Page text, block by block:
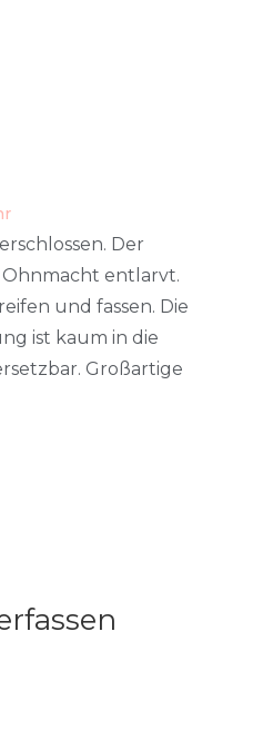
Der
entlarvt.
und fassen. Die
ist kaum in die
Großartige